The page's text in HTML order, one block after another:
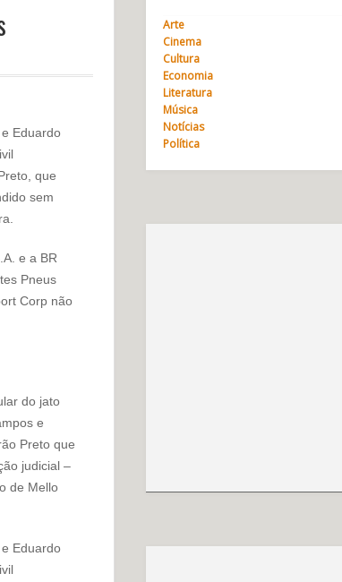
Eduardo
que
sem
e a BR
Pneus
Corp não
do jato
e
Preto que
judicial –
de Mello
Eduardo
Arte
Cinema
Cultura
Economia
Literatura
Música
Notícias
Política